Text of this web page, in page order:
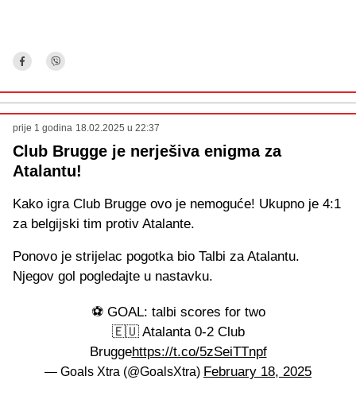
prije 1 godina 18.02.2025 u 22:37
Club Brugge je nerješiva enigma za
Atalantu!
Kako igra Club Brugge ovo je nemoguće! Ukupno je 4:1
za belgijski tim protiv Atalante.
Ponovo je strijelac pogotka bio Talbi za Atalantu.
Njegov gol pogledajte u nastavku.
⚽️ GOAL: talbi scores for two
🇪🇺 Atalanta 0-2 Club
Bruggehttps://t.co/5zSeiTTnpf
— Goals Xtra (@GoalsXtra) February 18, 2025